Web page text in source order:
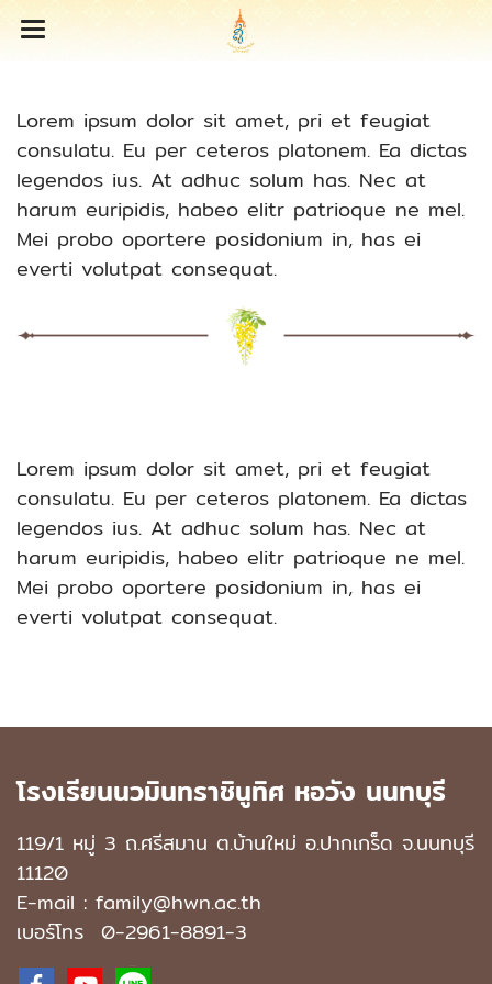
Lorem ipsum dolor sit amet, pri et feugiat
consulatu. Eu per ceteros platonem. Ea dictas
legendos ius. At adhuc solum has. Nec at
harum euripidis, habeo elitr patrioque ne mel.
Mei probo oportere posidonium in, has ei
everti volutpat consequat.
Lorem ipsum dolor sit amet, pri et feugiat
consulatu. Eu per ceteros platonem. Ea dictas
legendos ius. At adhuc solum has. Nec at
harum euripidis, habeo elitr patrioque ne mel.
Mei probo oportere posidonium in, has ei
everti volutpat consequat.
โรงเรียนนวมินทราชินูทิศ หอวัง นนทบุรี
119/1 หมู่ 3 ถ.ศรีสมาน ต.บ้านใหม่ อ.ปากเกร็ด จ.นนทบุรี
11120
E-mail : family@hwn.ac.th
เบอร์โทร 0-2961-8891-3